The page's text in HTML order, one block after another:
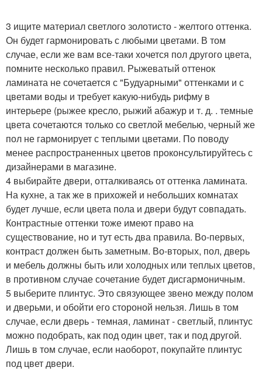
3 ищите материал светлого золотисто - желтого оттенка.
Он будет гармонировать с любыми цветами. В том
случае, если же вам все-таки хочется пол другого цвета,
помните несколько правил. Рыжеватый оттенок
ламината не сочетается с "Будуарными" оттенками и с
цветами воды и требует какую-нибудь рифму в
интерьере (рыжее кресло, рыжий абажур и т. д. . темные
цвета сочетаются только со светлой мебелью, черный же
пол не гармонирует с теплыми цветами. По поводу
менее распространенных цветов проконсультируйтесь с
дизайнерами в магазине.
4 выбирайте двери, отталкиваясь от оттенка ламината.
На кухне, а так же в прихожей и небольших комнатах
будет лучше, если цвета пола и двери будут совпадать.
Контрастные оттенки тоже имеют право на
существование, но и тут есть два правила. Во-первых,
контраст должен быть заметным. Во-вторых, пол, дверь
и мебель должны быть или холодных или теплых цветов,
в противном случае сочетание будет дисгармоничным.
5 выберите плинтус. Это связующее звено между полом
и дверьми, и обойти его стороной нельзя. Лишь в том
случае, если дверь - темная, ламинат - светлый, плинтус
можно подобрать, как под один цвет, так и под другой.
Лишь в том случае, если наоборот, покупайте плинтус
под цвет двери.